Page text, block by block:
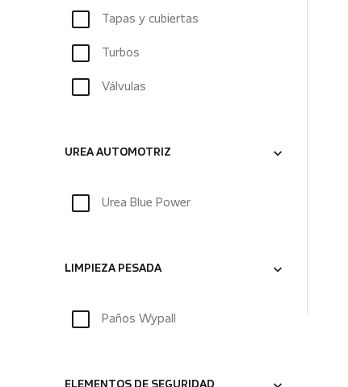
Tapas y cubiertas
Turbos
Válvulas
UREA AUTOMOTRIZ
Urea Blue Power
LIMPIEZA PESADA
Paños Wypall